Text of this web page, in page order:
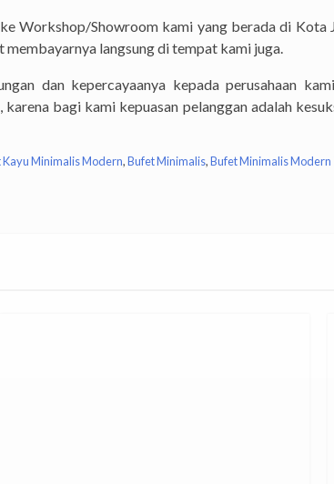
Workshop/Showroom kami yang berada di
langsung di tempat kami juga.
dan kepercayaanya kepada perusahaan kami
bagi kami kepuasan pelanggan adalah
Kayu Minimalis Modern,Bufet Minimalis,Bufet Minimalis Modern